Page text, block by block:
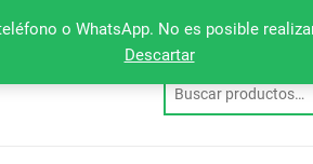
o WhatsApp. No es posible
Descartar